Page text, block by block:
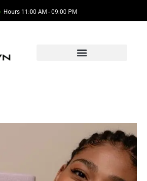
Hours 11:00 AM - 09:00 PM